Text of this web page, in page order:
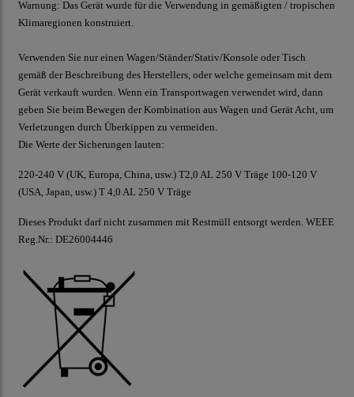
Warnung: Das Gerät wurde für die Verwendung in gemäßigten / tropischen
Klimaregionen konstruiert.
Verwenden Sie nur einen Wagen/Ständer/Stativ/Konsole oder Tisch
gemäß der Beschreibung des Herstellers, oder welche gemeinsam mit dem
Gerät verkauft wurden. Wenn ein Transportwagen verwendet wird, dann
geben Sie beim Bewegen der Kombination aus Wagen und Gerät Acht, um
Verletzungen durch Überkippen zu vermeiden.
Die Werte der Sicherungen lauten:
220-240 V (UK, Europa, China, usw.) T2,0 AL 250 V Träge 100-120 V
(USA, Japan, usw.) T 4,0 AL 250 V Träge
Dieses Produkt darf nicht zusammen mit Restmüll entsorgt werden. WEEE
Reg.Nr.: DE26004446